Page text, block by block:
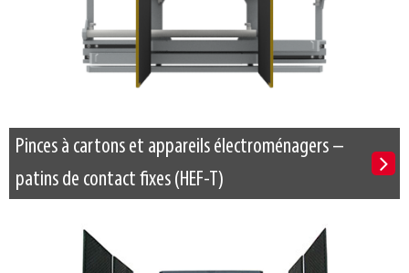
Devenez client
Pinces à cartons et appareils électroménagers –
patins de contact fixes (HEF-T)